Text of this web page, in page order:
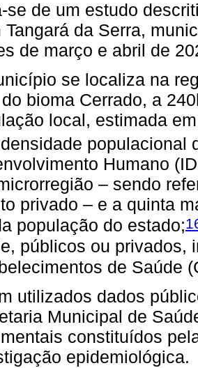
se de um estudo
Tangará da Serra,
de março e abril de
se localiza na
bioma Cerrado, a
local, estimada
populacional
Humano
– sendo
privado – e a quinta
população do estado;
públicos ou privados,
de Saúde
utilizados dados
Municipal de
constituídos
epidemiológica.